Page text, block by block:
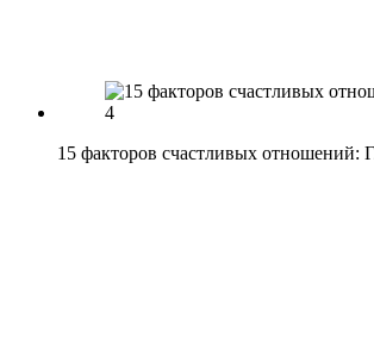
15 факторов счастливых отношений: